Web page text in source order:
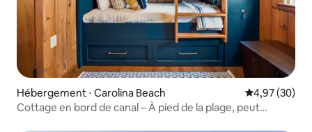
Hébergement ⋅ Carolina Beach Évaluation
4,97 (30)
Cottage en bord de canal – À pied de la plage, peut